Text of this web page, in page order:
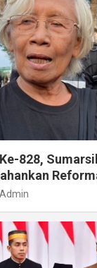
828,
Admin